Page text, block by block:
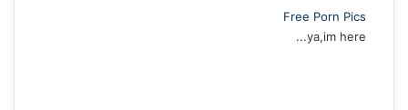
Free Porn Pics
ya,im here...